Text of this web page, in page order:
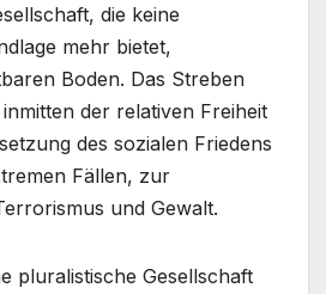
die keine
mehr bietet,
Boden. Das Streben
der relativen Freiheit
des sozialen Friedens
Fällen, zur
und Gewalt.
pluralistische Gesellschaft